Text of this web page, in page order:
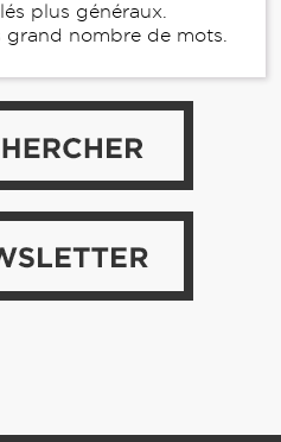
plus généraux.
nombre de mots.